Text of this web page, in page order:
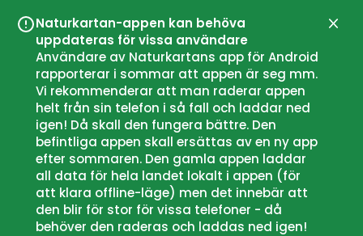
Naturkartan-appen kan behöva
uppdateras för vissa användare
Användare av Naturkartans app för Android
rapporterar i sommar att appen är seg mm.
Vi rekommenderar att man raderar appen
helt från sin telefon i så fall och laddar ned
igen! Då skall den fungera bättre. Den
befintliga appen skall ersättas av en ny app
efter sommaren. Den gamla appen laddar
all data för hela landet lokalt i appen (för
att klara offline-läge) men det innebär att
den blir för stor för vissa telefoner - då
behöver den raderas och laddas ned igen!